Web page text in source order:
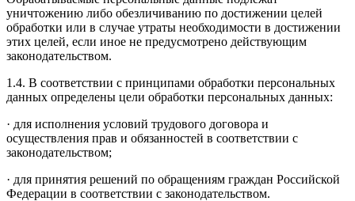
уничтожению либо обезличиванию по достижении целей
обработки или в случае утраты необходимости в достижении
этих целей, если иное не предусмотрено действующим
законодательством.
1.4. В соответствии с принципами обработки персональных
данных определены цели обработки персональных данных:
· для исполнения условий трудового договора и
осуществления прав и обязанностей в соответствии с
законодательством;
· для принятия решений по обращениям граждан Российской
Федерации в соответствии с законодательством.